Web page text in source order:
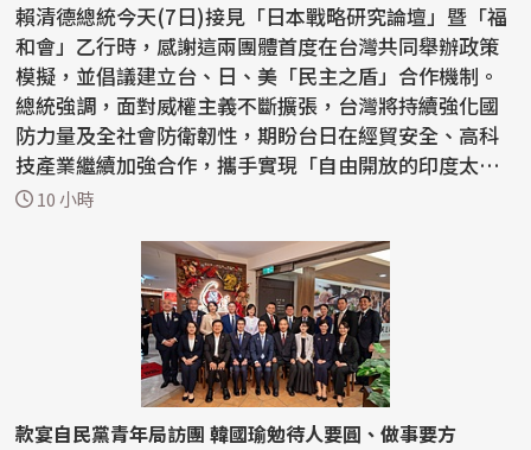
賴清德總統今天(7日)接見「日本戰略研究論壇」暨「福
和會」乙行時，感謝這兩團體首度在台灣共同舉辦政策
模擬，並倡議建立台、日、美「民主之盾」合作機制。
總統強調，面對威權主義不斷擴張，台灣將持續強化國
防力量及全社會防衛韌性，期盼台日在經貿安全、高科
技產業繼續加強合作，攜手實現「自由開放的印度太平
洋」...
10 小時
款宴自民黨青年局訪團 韓國瑜勉待人要圓、做事要方